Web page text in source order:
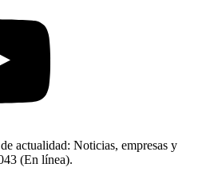
actualidad: Noticias, empresas y
(En línea).